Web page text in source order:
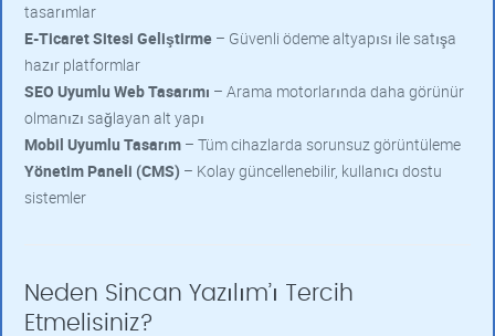
tasarımlar
E-Ticaret Sitesi Geliştirme – Güvenli ödeme altyapısı ile satışa
hazır platformlar
SEO Uyumlu Web Tasarımı – Arama motorlarında daha görünür
olmanızı sağlayan alt yapı
Mobil Uyumlu Tasarım – Tüm cihazlarda sorunsuz görüntüleme
Yönetim Paneli (CMS) – Kolay güncellenebilir, kullanıcı dostu
sistemler
Neden Sincan Yazılım’ı Tercih
Etmelisiniz?